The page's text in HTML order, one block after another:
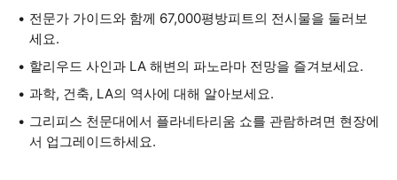
전문가 가이드와 함께 67,000평방피트의 전시물을 둘러보
세요.
할리우드 사인과 LA 해변의 파노라마 전망을 즐겨보세요.
과학, 건축, LA의 역사에 대해 알아보세요.
그리피스 천문대에서 플라네타리움 쇼를 관람하려면 현장에
서 업그레이드하세요.